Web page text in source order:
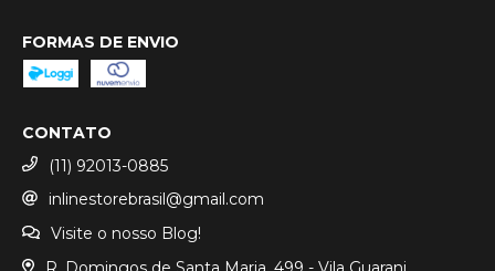
FORMAS DE ENVIO
CONTATO
(11) 92013-0885
inlinestorebrasil@gmail.com
Visite o nosso Blog!